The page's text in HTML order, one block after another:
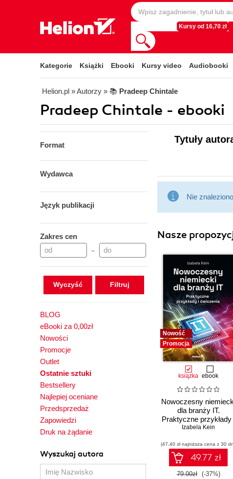
Kursy od 16,70 zł
Kategorie Książki Ebooki Kursy video Audiobooki
Helion.pl » Autorzy » 📚 Pradeep Chintale
Pradeep Chintale - ebooki
Format
Wydawca
Język publikacji
Zakres cen
–
Wyczyść
BLOG
eBooki za 0,00zł
Nowości
Promocje
Outlet
Ostatnie sztuki
Bestsellery
Najlepiej oceniane
Przedsprzedaż
Zapowiedzi
Druk na żądanie
Wyszukaj autora
Tytuły
Nie
Nasze
Nowość
Promocja
książka ebook
Nowoczesny
dla branży IT.
Praktyczne przykłady
ćwiczenia
Izabela Kein
(47,40 zł najniższa cena z 30
49.77 zł
79.00zł (-37%)